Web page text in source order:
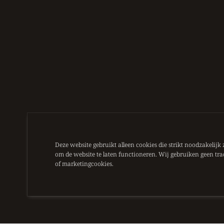
Deze website gebruikt alleen cookies die strikt noodzakelijk
om de website te laten functioneren. Wij gebruiken geen
of marketingcookies.